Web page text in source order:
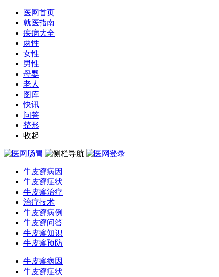
医网首页
就医指南
疾病大全
两性
女性
男性
母婴
老人
图库
快讯
问答
整形
收起
牛皮癣病因
牛皮癣症状
牛皮癣治疗
治疗技术
牛皮癣病例
牛皮癣问答
牛皮癣知识
牛皮癣预防
牛皮癣病因
牛皮癣症状